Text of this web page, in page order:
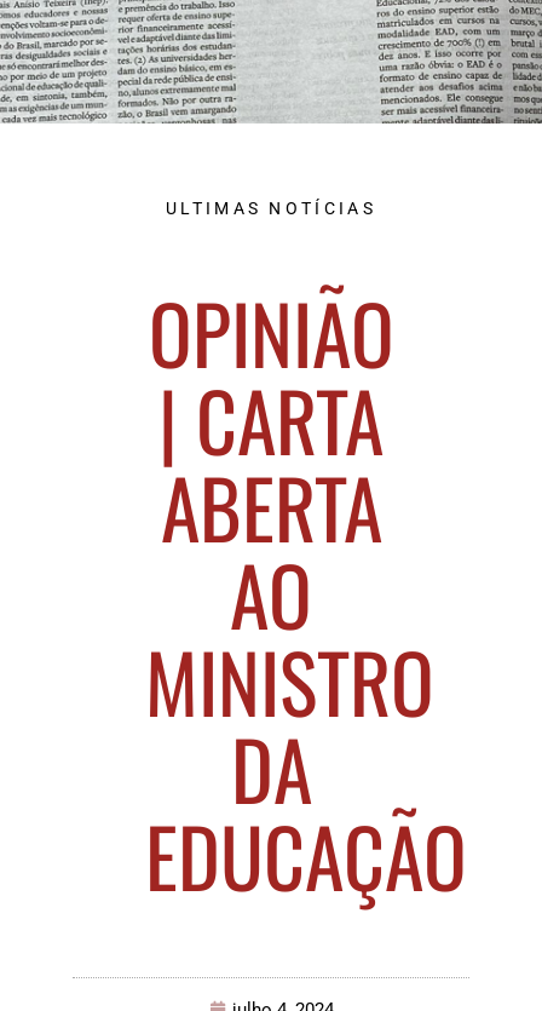
ULTIMAS NOTÍCIAS
OPINIÃO
| CARTA
ABERTA
AO
MINISTRO
DA
EDUCAÇÃO